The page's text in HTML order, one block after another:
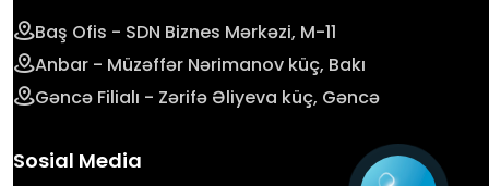
Baş Ofis - SDN Biznes Mərkəzi, M-11
Anbar - Müzəffər Nərimanov küç, Bakı
Gəncə Filialı - Zərifə Əliyeva küç, Gəncə
Sosial Media